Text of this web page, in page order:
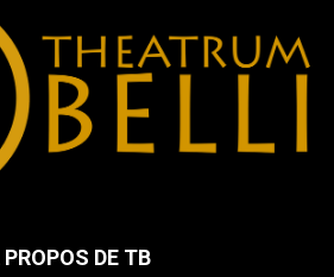
DE TB